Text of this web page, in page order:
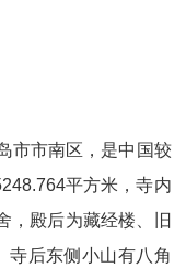
市市南区，是中国较
平方米，寺内
，殿后为藏经楼、旧
寺后东侧小山有八角